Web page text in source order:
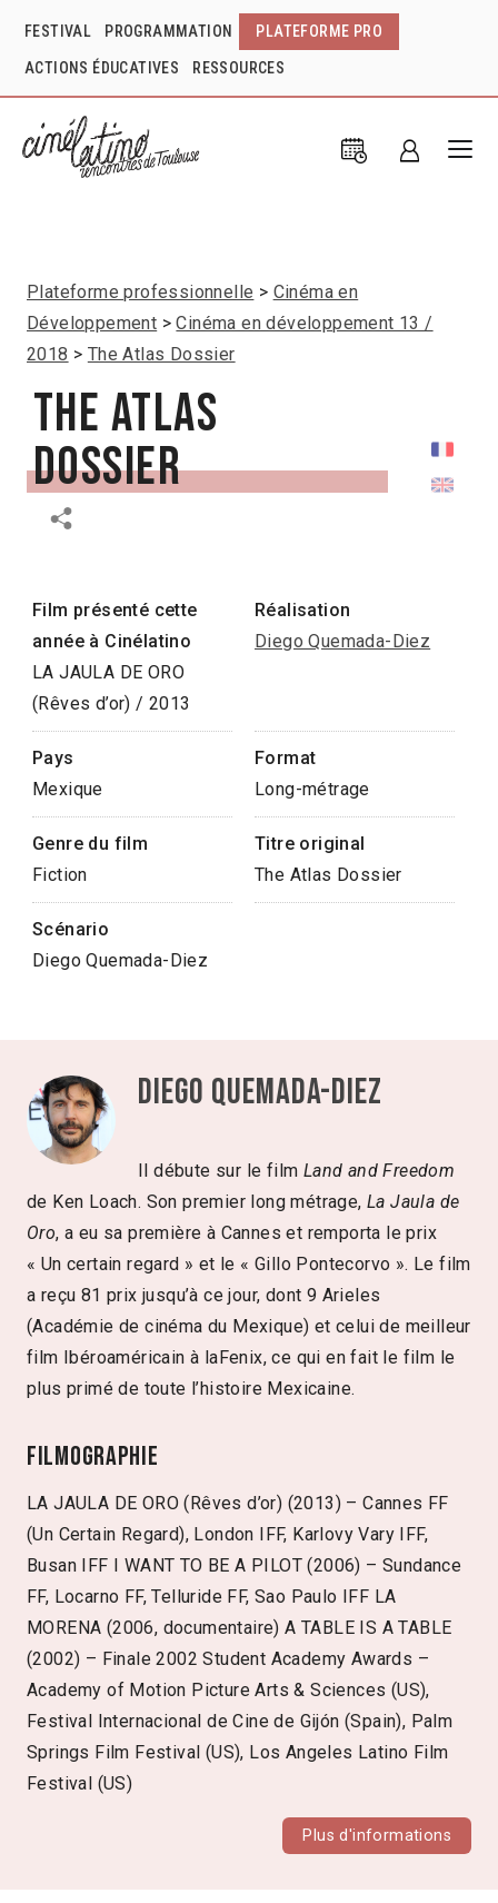
FESTIVAL PROGRAMMATION PLATEFORME PRO
ACTIONS ÉDUCATIVES RESSOURCES
Plateforme professionnelle
Cinéma en
Développement
Cinéma en développement 13 /
2018
The Atlas Dossier
The Atlas
Dossier
Film présenté cette
année à Cinélatino
LA JAULA DE ORO
(Rêves d’or) / 2013
Réalisation
Diego Quemada-Diez
Pays
Mexique
Format
Long-métrage
Genre du film
Fiction
Titre original
The Atlas Dossier
Scénario
Diego Quemada-Diez
Diego Quemada-Diez
Il débute sur le film Land and Freedom
de Ken Loach. Son premier long métrage, La Jaula de
Oro, a eu sa première à Cannes et remporta le prix
« Un certain regard » et le « Gillo Pontecorvo ». Le film
a reçu 81 prix jusqu’à ce jour, dont 9 Arieles
(Académie de cinéma du Mexique) et celui de meilleur
film Ibéroaméricain à laFenix, ce qui en fait le film le
plus primé de toute l’histoire Mexicaine.
Filmographie
LA JAULA DE ORO (Rêves d’or) (2013) – Cannes FF
(Un Certain Regard), London IFF, Karlovy Vary IFF,
Busan IFF I WANT TO BE A PILOT (2006) – Sundance
FF, Locarno FF, Telluride FF, Sao Paulo IFF LA
MORENA (2006, documentaire) A TABLE IS A TABLE
(2002) – Finale 2002 Student Academy Awards –
Academy of Motion Picture Arts & Sciences (US),
Festival Internacional de Cine de Gijón (Spain), Palm
Springs Film Festival (US), Los Angeles Latino Film
Festival (US)
Plus d'informations